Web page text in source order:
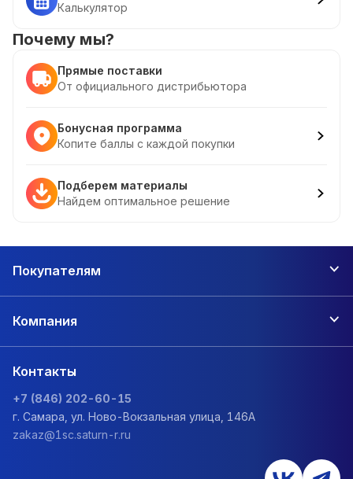
Калькулятор
Почему мы?
Прямые поставки
От официального дистрибьютора
Бонусная программа
Копите баллы с каждой покупки
Подберем материалы
Найдем оптимальное решение
Покупателям
Компания
Контакты
+7 (846) 202-60-15
г. Самара, ул. Ново-Вокзальная улица, 146А
zakaz@1sc.saturn-r.ru